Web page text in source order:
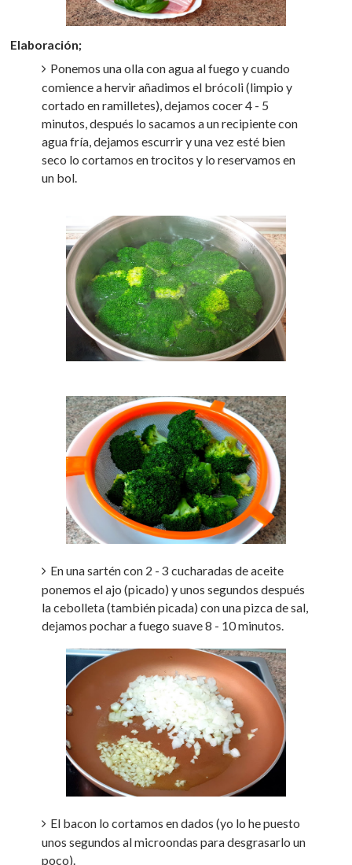
Elaboración;
Ponemos una olla con agua al fuego y cuando
comience a hervir añadimos el brócoli (limpio y
cortado en ramilletes), dejamos cocer 4 - 5
minutos, después lo sacamos a un recipiente con
agua fría, dejamos escurrir y una vez esté bien
seco lo cortamos en trocitos y lo reservamos en
un bol.
En una sartén con 2 - 3 cucharadas de aceite
ponemos el ajo (picado) y unos segundos después
la cebolleta (también picada) con una pizca de sal,
dejamos pochar a fuego suave 8 - 10 minutos.
El bacon lo cortamos en dados (yo lo he puesto
unos segundos al microondas para desgrasarlo un
poco).